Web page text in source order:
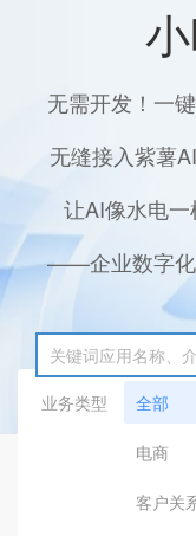
无需开发！一
无缝接入紫薯
让AI像水电一
——企业数字化
业务类型
全部
电商
客户关